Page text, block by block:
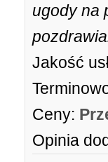
ugody na
Jakość
Ceny:
Opinia